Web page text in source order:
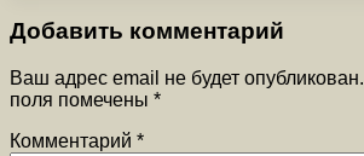
Добавить комментарий
Ваш адрес email не будет опубликован.
поля помечены *
Комментарий *